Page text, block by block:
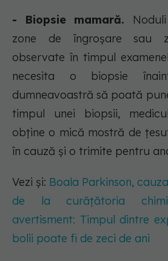
- Biopsie mamară.
zone de îngroșare sau
observate în timpul
necesita o biopsie
dumneavoastră să poată
timpul unei biopsii,
obține o mică mostră de
în cauză și o trimite pentru
Vezi și: Boala Parkinson,
de la curățătoria
avertisment: Timpul dintre
bolii poate fi de zeci de ani